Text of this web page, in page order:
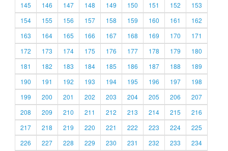
145
146 147 148 149 150 151 152
153
154
155 156 157 158 159 160 161
162
163
164 165 166 167 168 169 170
171
172
173 174 175 176 177 178 179
180
181
182 183 184 185 186 187 188
189
190
191 192 193 194 195 196 197
198
199
200 201 202 203 204 205 206
207
208
209 210 211 212 213 214 215
216
217
218 219 220 221 222 223 224
225
226
227 228 229 230 231 232 233
234